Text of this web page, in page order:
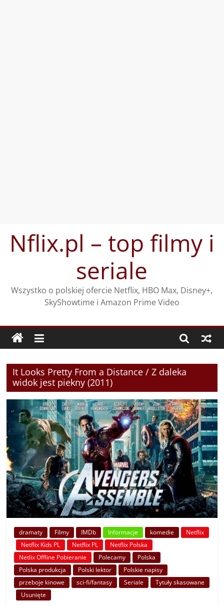
treściNflix.pl – top filmy i
seriale
Wszystko o polskiej ofercie Netflix, HBO Max, Disney+,
SkyShowtime i Amazon Prime Video
It Looks Pretty From a Distance / Z daleka
widok jest piekny (2011)
dramaty Filmy IMDb Informacje komedie
Netflix
Netflix Kids PL
Netflix PL
Netflix Polska
Netlix Offline Pobieranie
Polecamy
Polska
Polska produkcja
Polski lektor
Polskie napisy
przeboje kinowe
sci-fi/fantasy Seriale
Tytuły skasowane
Usunięte